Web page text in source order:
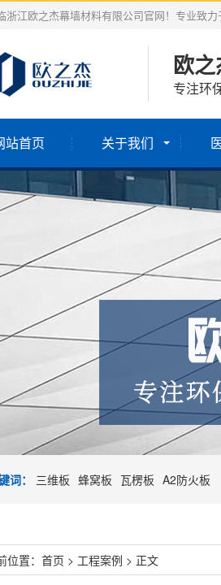
浙江欧之杰幕墙材料有限公司官网！专业致
欧
专注环
站首页 关于我们
词： 三维板 蜂窝板 瓦楞板 A2防火板
位置： 首页 > 工程案例 > 正文